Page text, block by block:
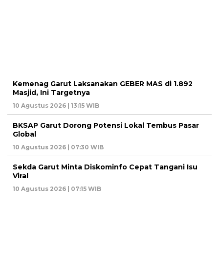
Kemenag Garut Laksanakan GEBER MAS di 1.892
Masjid, Ini Targetnya
10 Agustus 2026 | 13:15 WIB
BKSAP Garut Dorong Potensi Lokal Tembus Pasar
Global
10 Agustus 2026 | 07:30 WIB
Sekda Garut Minta Diskominfo Cepat Tangani Isu
Viral
10 Agustus 2026 | 07:15 WIB